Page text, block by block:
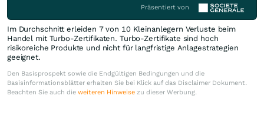
Präsentiert von
Im Durchschnitt erleiden 7 von 10 Kleinanlegern Verluste beim
Handel mit Turbo-Zertifikaten. Turbo-Zertifikate sind hoch
risikoreiche Produkte und nicht für langfristige Anlagestrategien
geeignet.
Den Basisprospekt sowie die Endgültigen Bedingungen und die
Basisinformationsblätter erhalten Sie bei Klick auf das Disclaimer Dokument.
Beachten Sie auch die weiteren Hinweise zu dieser Werbung.